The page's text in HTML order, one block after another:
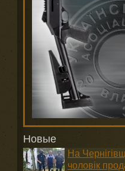
Новые
На
чоловік